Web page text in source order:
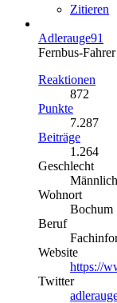
Zitieren
Adlerauge91
Fernbus-Fahrer
Reaktionen
872
Punkte
7.287
Beiträge
1.264
Geschlecht
Männlich
Wohnort
Bochum
Beruf
Website
https://
Twitter